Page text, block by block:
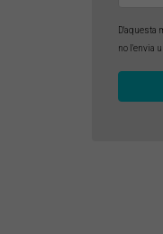
D'aquesta
no l'envia